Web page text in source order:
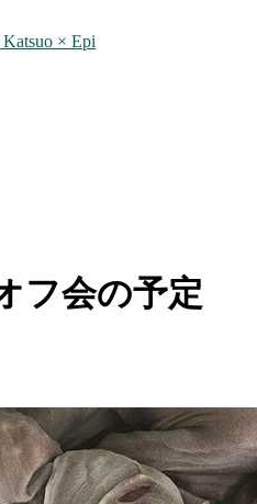
× Epi
フ会の予定